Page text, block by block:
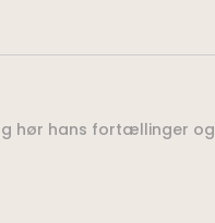
hør hans fortællinger og